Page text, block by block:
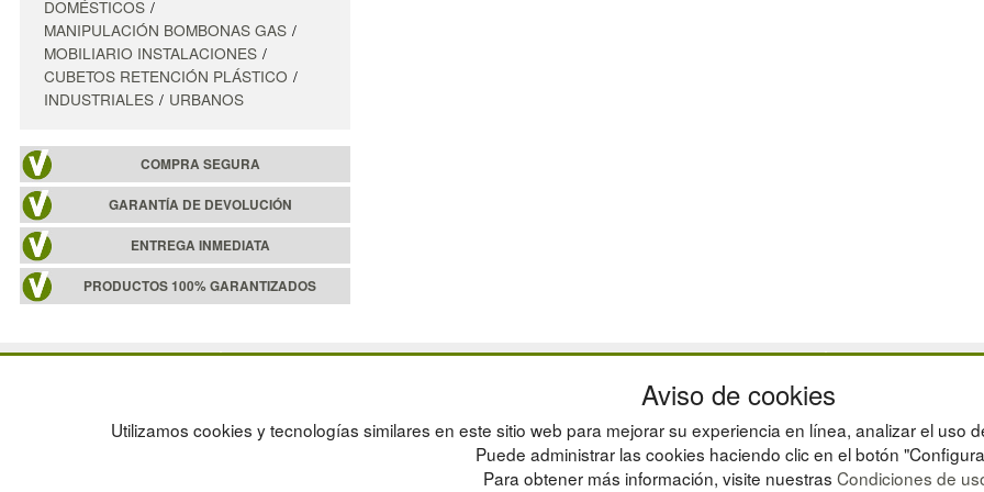
DOMÉSTICOS
MANIPULACIÓN BOMBONAS GAS
MOBILIARIO INSTALACIONES
CUBETOS RETENCIÓN PLÁSTICO
INDUSTRIALES
URBANOS
COMPRA SEGURA
GARANTÍA DE DEVOLUCIÓN
ENTREGA INMEDIATA
PRODUCTOS 100% GARANTIZADOS
CAMBIOS Y DEVOLUCIONES
INGRESA A TU CUENTA
MANUTENCIÓN
GESTIÓN DE
Aviso de cookies
Utilizamos cookies y tecnologías similares en este sitio web para mejorar su experiencia en línea, analizar el uso
Puede administrar las cookies haciendo clic en el botón
Para obtener más información, visite nuestras Condiciones de